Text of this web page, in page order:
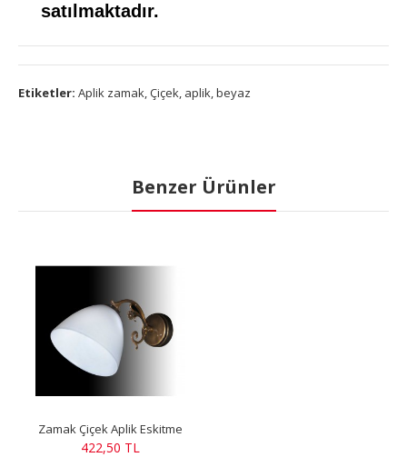
satılmaktadır.
Etiketler: Aplik zamak,Çiçek, aplik,beyaz
Benzer Ürünler
Zamak Çiçek Aplik Eskitme
422,50 TL